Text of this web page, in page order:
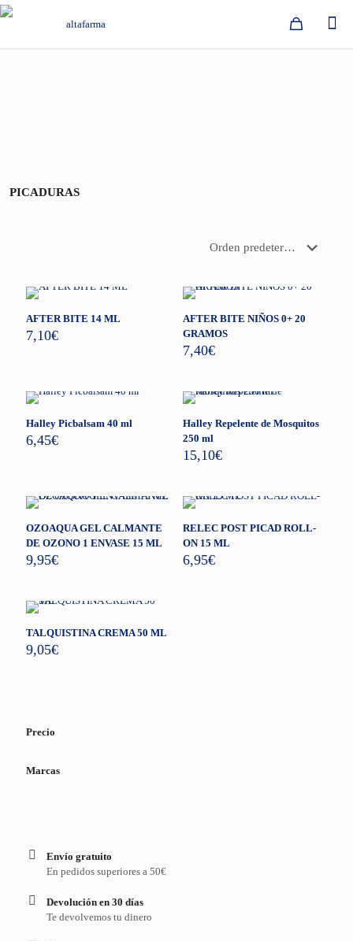
PICADURAS
AFTER BITE 14 ML
7,10€
AFTER BITE NIÑOS 0+ 20
GRAMOS
7,40€
Halley Picbalsam 40 ml
6,45€
Halley Repelente de Mosquitos
250 ml
15,10€
OZOAQUA GEL CALMANTE
DE OZONO 1 ENVASE 15 ML
9,95€
RELEC POST PICAD ROLL-
ON 15 ML
6,95€
TALQUISTINA CREMA 50 ML
9,05€
Precio
Marcas
Envío gratuito
En pedidos superiores a 50€
Devolución en 30 días
Te devolvemos tu dinero